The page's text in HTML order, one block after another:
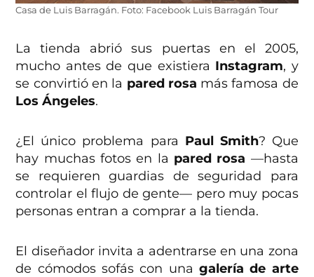
Casa de Luis Barragán. Foto: Facebook Luis Barragán Tour
La tienda abrió sus puertas en el 2005,
mucho antes de que existiera Instagram, y
se convirtió en la pared rosa más famosa de
Los Ángeles.
¿El único problema para Paul Smith? Que
hay muchas fotos en la pared rosa —hasta
se requieren guardias de seguridad para
controlar el flujo de gente— pero muy pocas
personas entran a comprar a la tienda.
El diseñador invita a adentrarse en una zona
de cómodos sofás con una galería de arte